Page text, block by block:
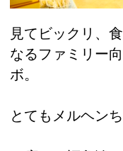
見てビックリ、
なるファミリー
ボ。
とてもメルヘン